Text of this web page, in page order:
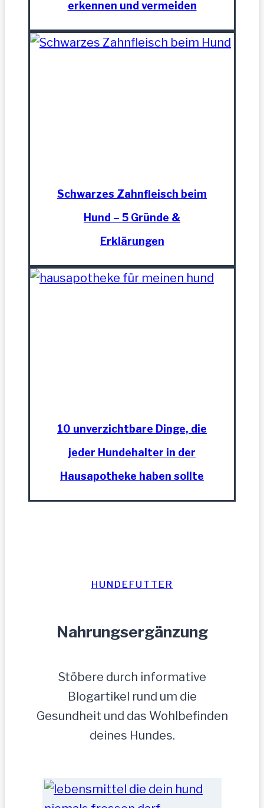
erkennen und vermeiden
Schwarzes Zahnfleisch beim
Hund – 5 Gründe &
Erklärungen
10 unverzichtbare Dinge, die
jeder Hundehalter in der
Hausapotheke haben sollte
HUNDEFUTTER
Nahrungsergänzung
Stöbere durch informative
Blogartikel rund um die
Gesundheit und das Wohlbefinden
deines Hundes.